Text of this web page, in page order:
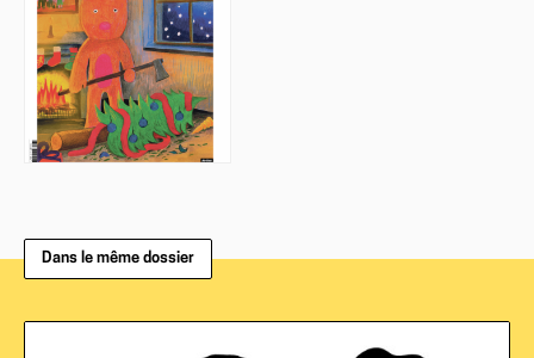
Dans le même dossier